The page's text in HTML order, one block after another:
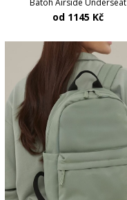
Batoh Airside Underseat
od 1145 Kč